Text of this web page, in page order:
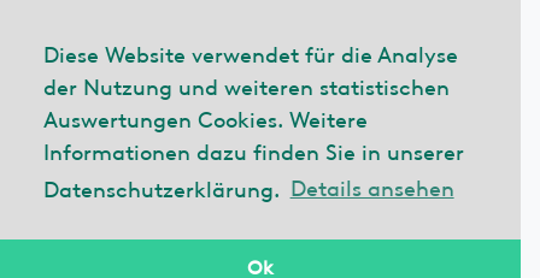
Diese Website verwendet für die Analyse
der Nutzung und weiteren statistischen
Auswertungen Cookies. Weitere
Informationen dazu finden Sie in unserer
Datenschutzerklärung. Details ansehen
Ok
Linkedin
© 2026 ecobau